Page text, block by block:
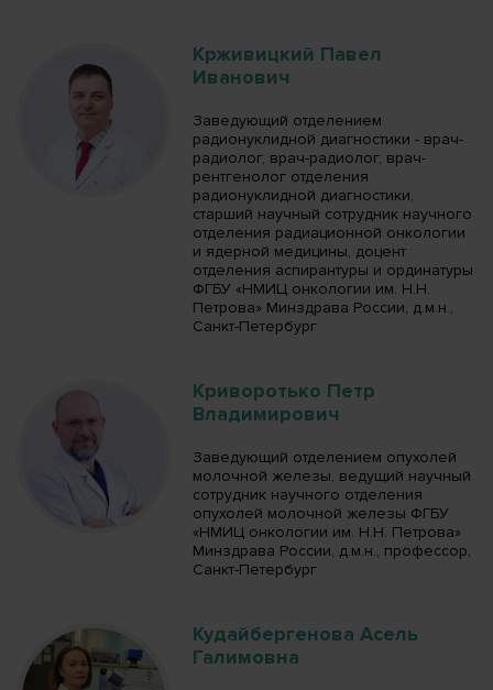
Крживицкий Павел
Иванович
Заведующий отделением
радионуклидной диагностики - врач-
радиолог, врач-радиолог, врач-
рентгенолог отделения
радионуклидной диагностики,
старший научный сотрудник научного
отделения радиационной онкологии
и ядерной медицины, доцент
отделения аспирантуры и ординатуры
ФГБУ «НМИЦ онкологии им. Н.Н.
Петрова» Минздрава России, д.м.н.,
Санкт-Петербург
Криворотько Петр
Владимирович
Заведующий отделением опухолей
молочной железы, ведущий научный
сотрудник научного отделения
опухолей молочной железы ФГБУ
«НМИЦ онкологии им. Н.Н. Петрова»
Минздрава России, д.м.н., профессор,
Санкт-Петербург
Кудайбергенова Асель
Галимовна